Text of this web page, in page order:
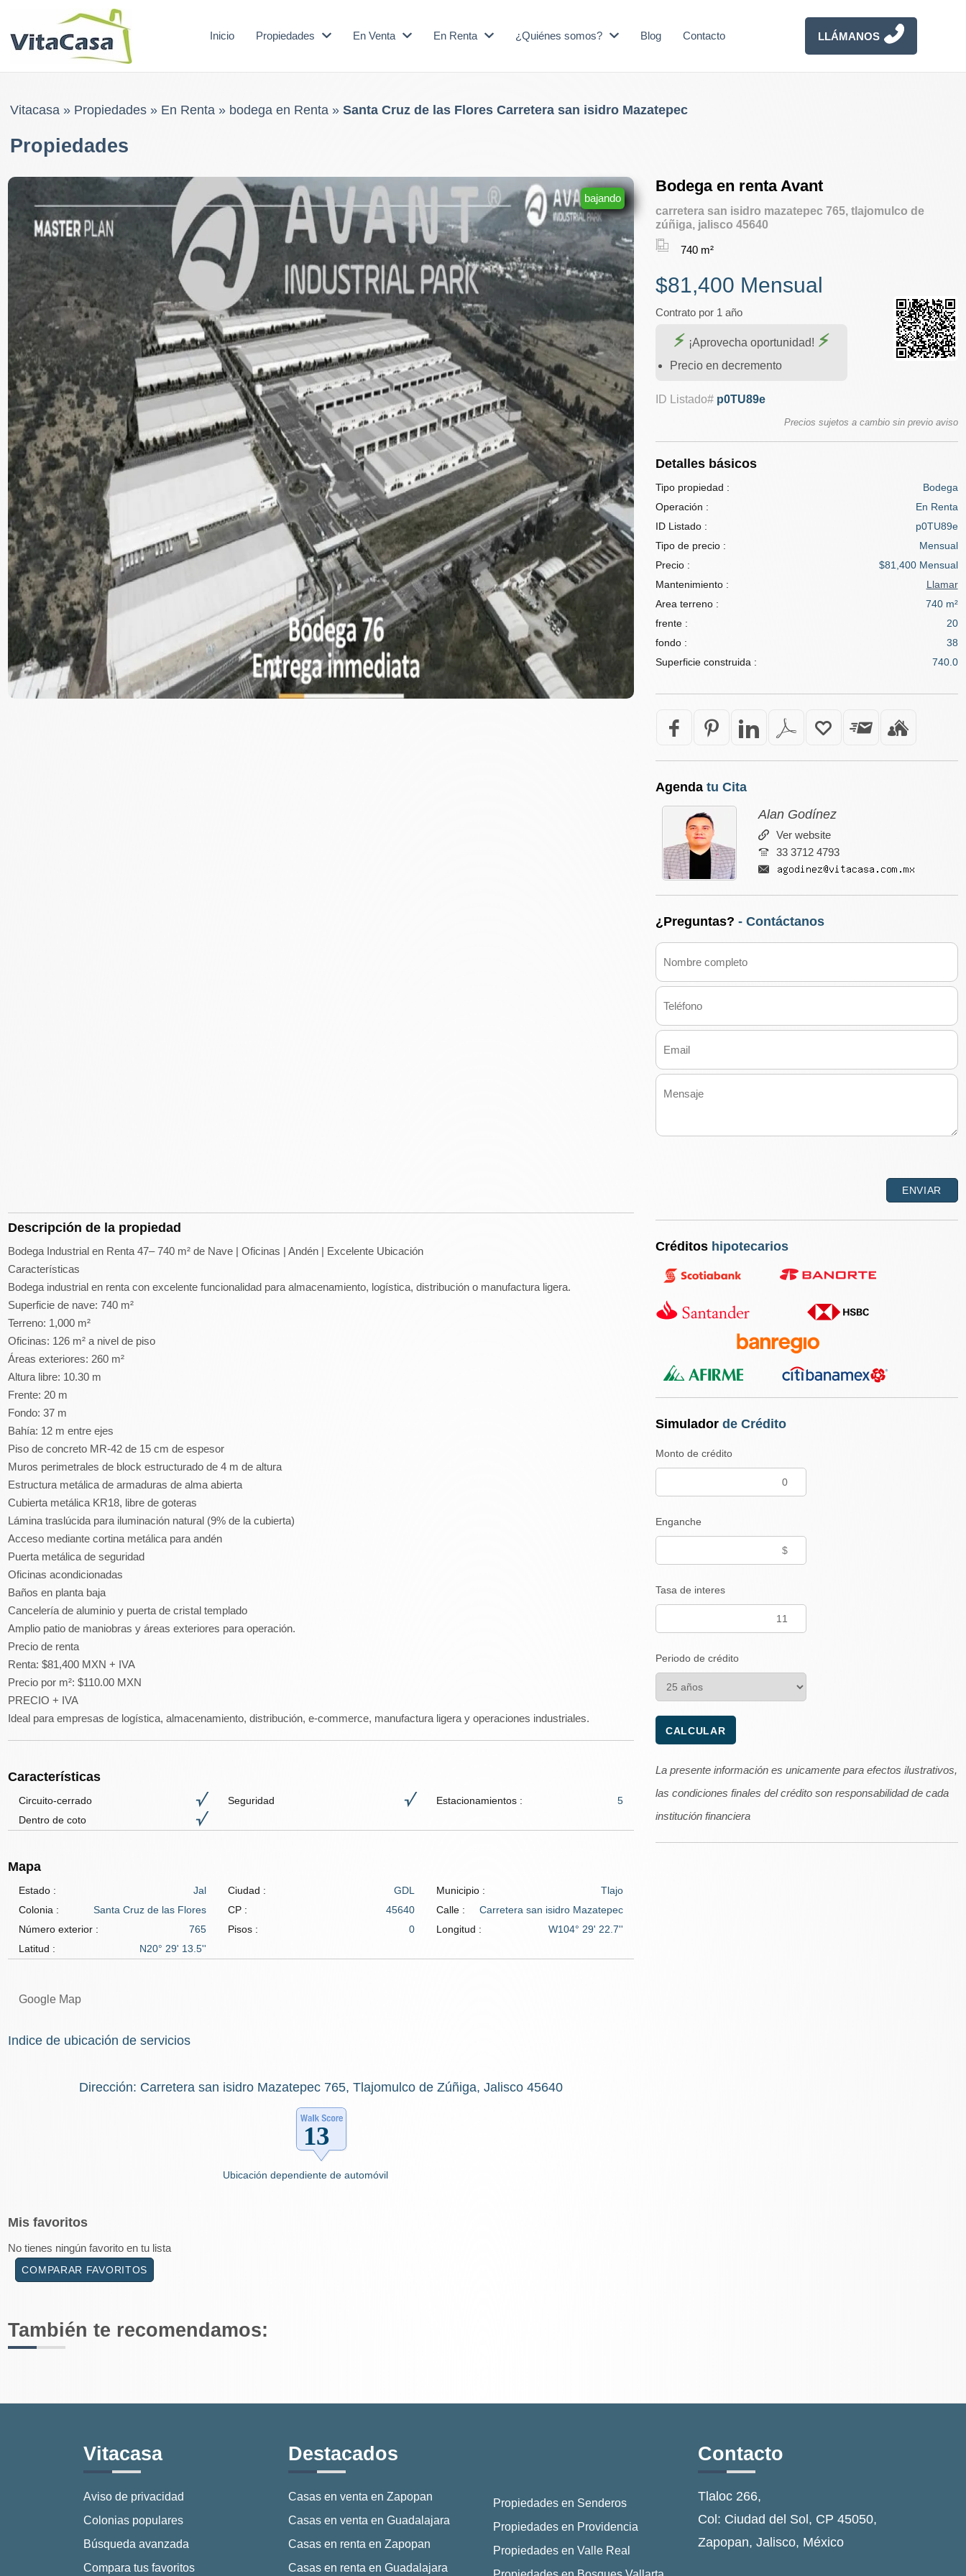
Inicio Propiedades En Venta En Renta ¿Quiénes somos? Blog Contacto LLÁMANOS
Vitacasa» Propiedades» En Renta» bodega en Renta» Santa Cruz de las Flores Carretera san isidro Mazatepec
Propiedades
bajando
Descripción de la propiedad
Bodega Industrial en Renta 47– 740 m² de Nave | Oficinas | Andén | Excelente Ubicación
Características
Bodega industrial en renta con excelente funcionalidad para almacenamiento, logística, distribución o manufactura ligera.
Superficie de nave: 740 m²
Terreno: 1,000 m²
Oficinas: 126 m² a nivel de piso
Áreas exteriores: 260 m²
Altura libre: 10.30 m
Frente: 20 m
Fondo: 37 m
Bahía: 12 m entre ejes
Piso de concreto MR-42 de 15 cm de espesor
Muros perimetrales de block estructurado de 4 m de altura
Estructura metálica de armaduras de alma abierta
Cubierta metálica KR18, libre de goteras
Lámina traslúcida para iluminación natural (9% de la cubierta)
Acceso mediante cortina metálica para andén
Puerta metálica de seguridad
Oficinas acondicionadas
Baños en planta baja
Cancelería de aluminio y puerta de cristal templado
Amplio patio de maniobras y áreas exteriores para operación.
Precio de renta
Renta: $81,400 MXN + IVA
Precio por m²: $110.00 MXN
PRECIO + IVA
Ideal para empresas de logística, almacenamiento, distribución, e-commerce, manufactura ligera y operaciones industriales.
Características
Circuito-cerrado Seguridad Estacionamientos :
5
Dentro de coto
Mapa
Estado : Jal Ciudad : GDL Municipio :
Tlajo
Colonia :
Santa Cruz de las Flores CP : 45640 Calle :
Carretera san isidro Mazatepec
Número exterior :
765 Pisos : 0 Longitud :
W104° 29' 22.7''
Latitud :
N20° 29' 13.5''
Google Map
Indice de ubicación de servicios
Dirección: Carretera san isidro Mazatepec 765, Tlajomulco de Zúñiga, Jalisco 45640
Ubicación dependiente de automóvil
Mis favoritos
No tienes ningún favorito en tu lista
COMPARAR FAVORITOS
Bodega en renta Avant
carretera san isidro mazatepec 765, tlajomulco de
zúñiga, jalisco 45640
740 m²
$81,400 Mensual
Contrato por 1 año
¡Aprovecha oportunidad!
Precio en decremento
ID Listado# p0TU89e
Precios sujetos a cambio sin previo aviso
Detalles básicos
Tipo propiedad :
Bodega
Operación :
En Renta
ID Listado :
p0TU89e
Tipo de precio :
Mensual
Precio :
$81,400 Mensual
Mantenimiento :
Llamar
Area terreno :
740 m²
frente :
20
fondo :
38
Superficie construida :
740.0
Agendatu Cita
Alan Godínez
Ver website
33 3712 4793
¿Preguntas? - Contáctanos
Créditoshipotecarios
Simuladorde Crédito
Monto de crédito
Enganche
Tasa de interes
Periodo de crédito
La presente información es unicamente para efectos ilustrativos,
las condiciones finales del crédito son responsabilidad de cada
institución financiera
También te recomendamos:
Vitacasa
Aviso de privacidad
Colonias populares
Búsqueda avanzada
Compara tus favoritos
Destacados
Casas en venta en Zapopan
Casas en venta en Guadalajara
Casas en renta en Zapopan
Casas en renta en Guadalajara
Propiedades en Senderos
Propiedades en Providencia
Propiedades en Valle Real
Contacto
Tlaloc 266,
Col: Ciudad del Sol, CP 45050,
Zapopan, Jalisco, México